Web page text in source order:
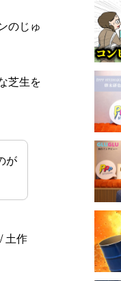
のじゅ
芝生を
が
土作